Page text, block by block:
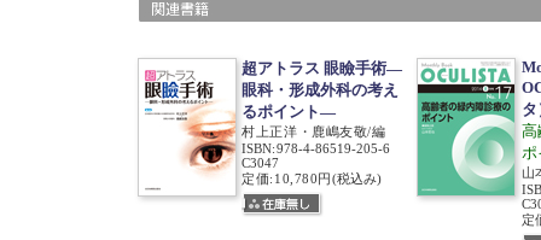
超アトラス 眼瞼手術―
眼科・形成外科の考え
るポイント―
村上正洋・鹿嶋友敬/編
ISBN:978-4-86519-205-6
C3047
定価:10,780円 (税込み)
タ
高
ポ
山
定